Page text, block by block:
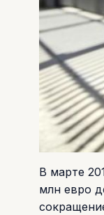
В марте
млн евро